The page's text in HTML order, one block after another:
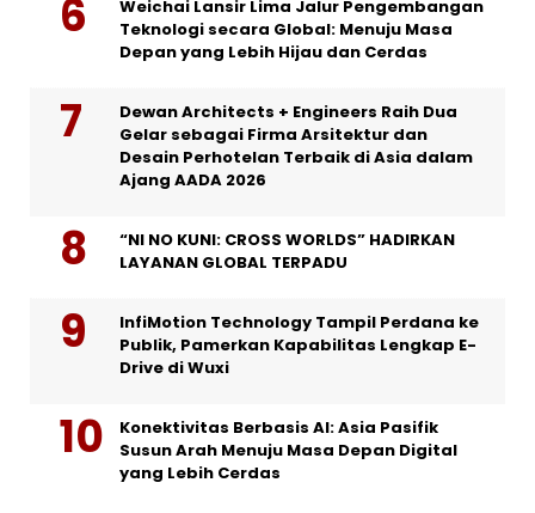
Weichai Lansir Lima Jalur Pengembangan
Teknologi secara Global: Menuju Masa
Depan yang Lebih Hijau dan Cerdas
Dewan Architects + Engineers Raih Dua
Gelar sebagai Firma Arsitektur dan
Desain Perhotelan Terbaik di Asia dalam
Ajang AADA 2026
“NI NO KUNI: CROSS WORLDS” HADIRKAN
LAYANAN GLOBAL TERPADU
InfiMotion Technology Tampil Perdana ke
Publik, Pamerkan Kapabilitas Lengkap E-
Drive di Wuxi
Konektivitas Berbasis AI: Asia Pasifik
Susun Arah Menuju Masa Depan Digital
yang Lebih Cerdas